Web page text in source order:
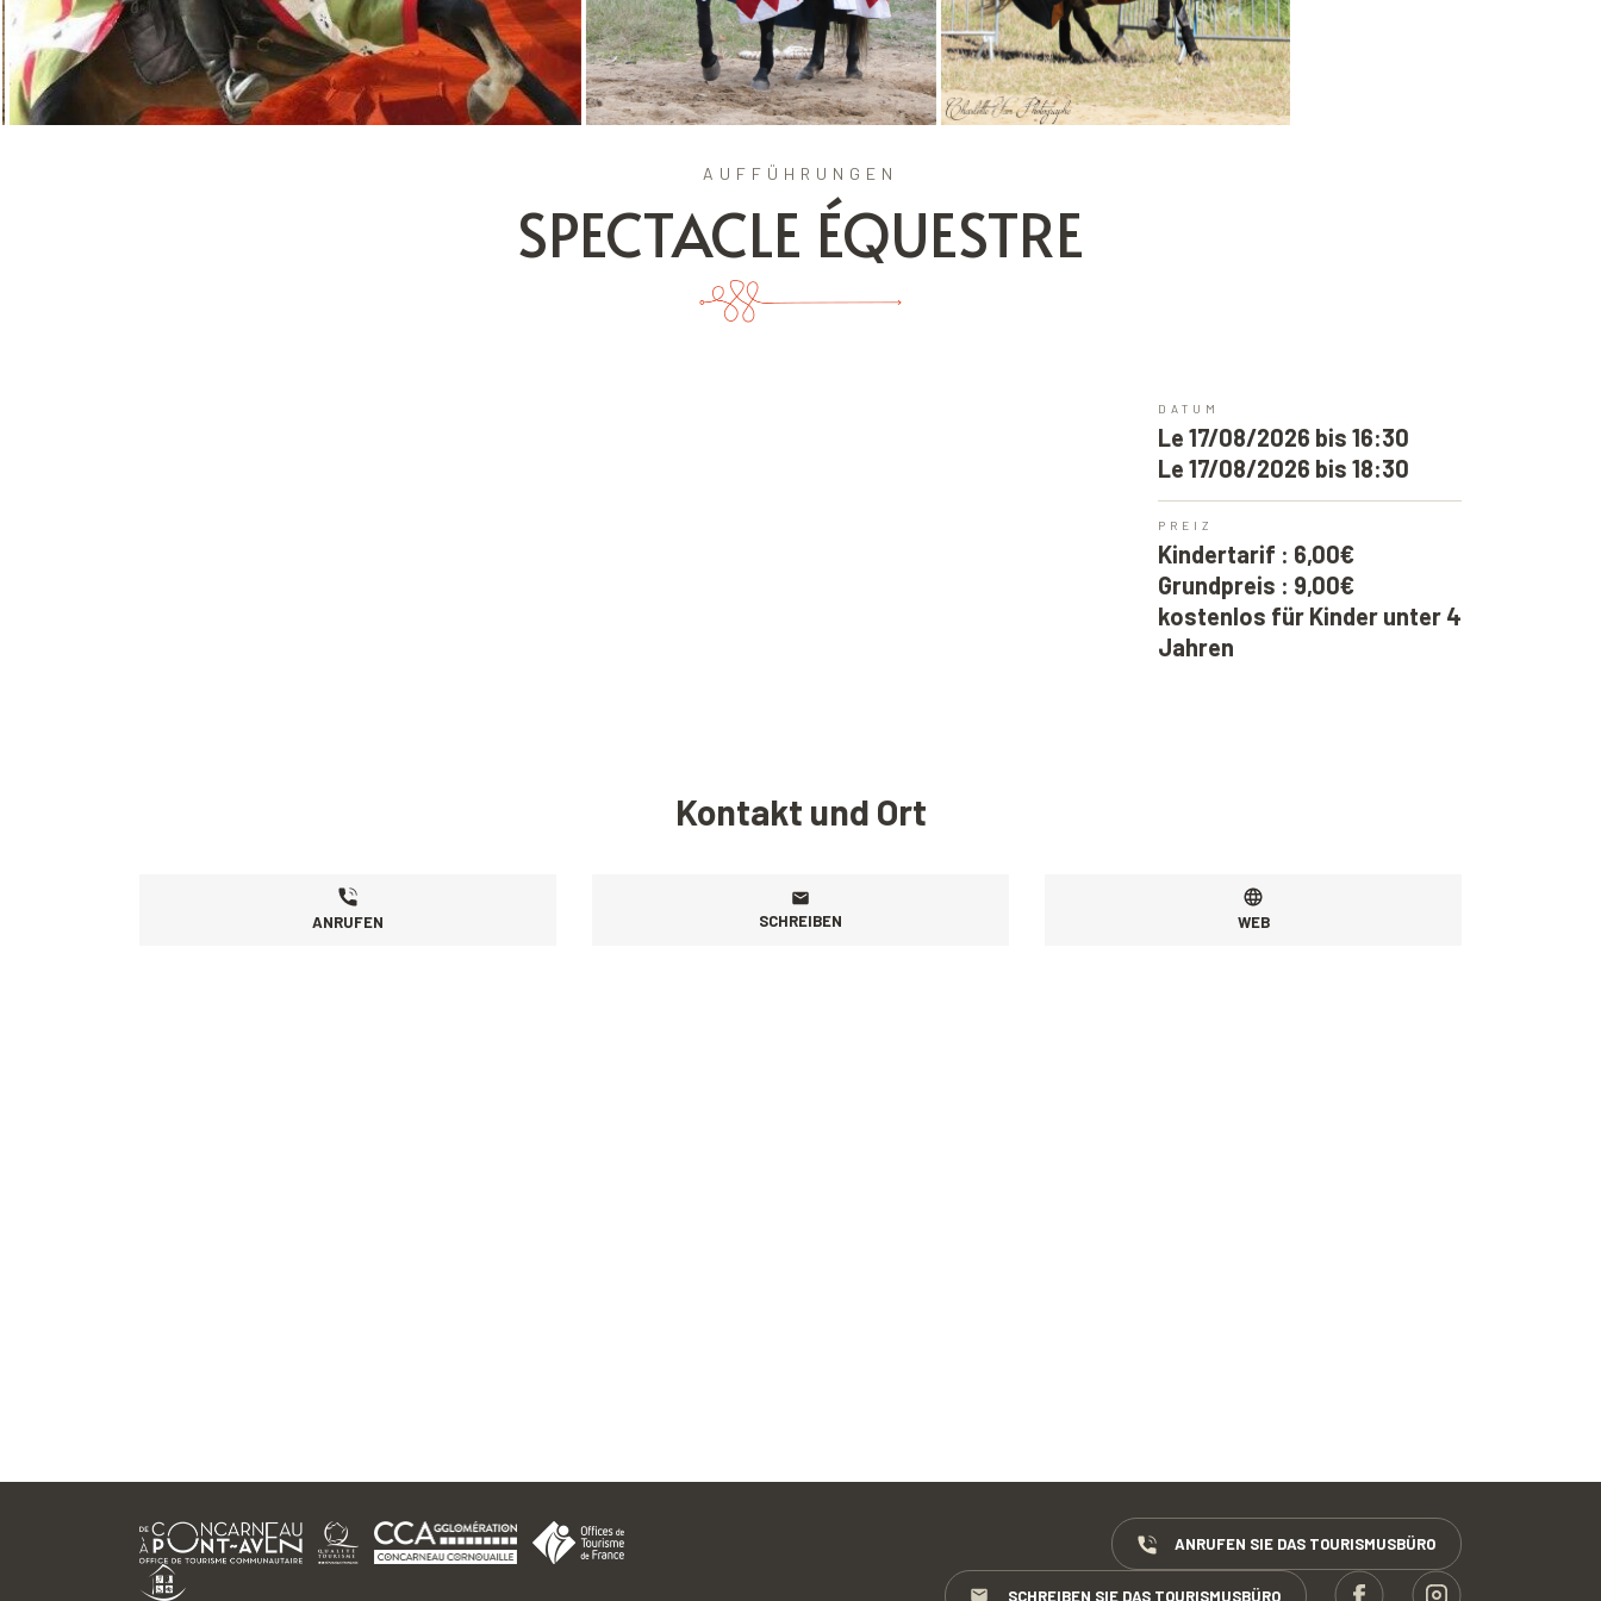
AUFFÜHRUNGEN
SPECTACLE ÉQUESTRE
DATUM
Le 17/08/2026 bis 16:30
Le 17/08/2026 bis 18:30
PREIZ
Kindertarif : 6,00€
Grundpreis : 9,00€
kostenlos für Kinder unter 4
Jahren
Kontakt und Ort
ANRUFEN SCHREIBEN WEB
ANRUFEN SIE DAS TOURISMUSBÜRO
SCHREIBEN SIE DAS TOURISMUSBÜRO